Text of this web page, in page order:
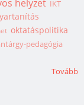
helyzet IKT
oktatáspolitika
pedagógia
Tovább